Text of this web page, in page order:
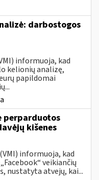
darbostogos
informuoja, kad
kelionių analizę,
papildomai
perparduotos
kišenes
informuoja, kad
veikiančių
nustatyta atvejų, kai...